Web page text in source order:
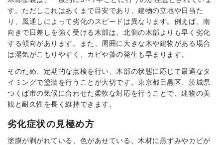
す。ただしこれはあくまで目安であり、建物の立地や日当た
り、風通しによって劣化のスピードは異なります。例えば、南
向きで日差しを強く受ける木部は、北側の木部よりも早く劣化
する傾向があります。また、周囲に大きな木や建物がある場合
は湿気がこもりやすく、カビや藻の発生も早まります。
そのため、定期的な点検を行い、木部の状態に応じて最適なタ
イミングで塗装を行うことが大切です。東京都目黒区、茨城県
つくば市の気候に合わせた柔軟な対応を行うことで、建物の美
観と耐久性を長く維持できます。
劣化症状の見極め方
塗膜が剥がれている、色があせている、木材に黒ずみやカビが